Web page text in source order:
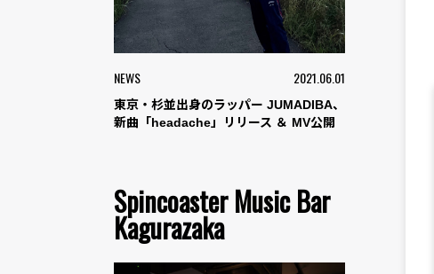
NEWS 2021.06.01
東京・杉並出身のラッパー JUMADIBA、
新曲「headache」リリース ＆ MV公開
Spincoaster Music Bar
Kagurazaka